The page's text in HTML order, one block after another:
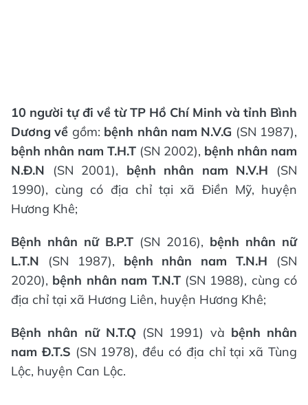
10 người tự đi về từ TP Hồ Chí Minh và tỉnh Bình
Dương về gồm: bệnh nhân nam N.V.G (SN 1987),
bệnh nhân nam T.H.T (SN 2002), bệnh nhân nam
N.Đ.N (SN 2001), bệnh nhân nam N.V.H (SN
1990), cùng có địa chỉ tại xã Điền Mỹ, huyện
Hương Khê;
Bệnh nhân nữ B.P.T (SN 2016), bệnh nhân nữ
L.T.N (SN 1987), bệnh nhân nam T.N.H (SN
2020), bệnh nhân nam T.N.T(SN 1988), cùng có
địa chỉ tại xã Hương Liên, huyện Hương Khê;
Bệnh nhân nữ N.T.Q(SN 1991) và bệnh nhân
nam Đ.T.S (SN 1978), đều có địa chỉ tại xã Tùng
Lộc, huyện Can Lộc.